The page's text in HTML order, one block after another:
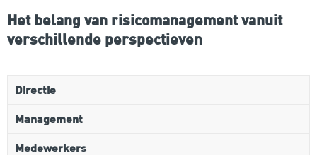
Het belang van risicomanagement vanuit
verschillende perspectieven
Directie
Management
Medewerkers